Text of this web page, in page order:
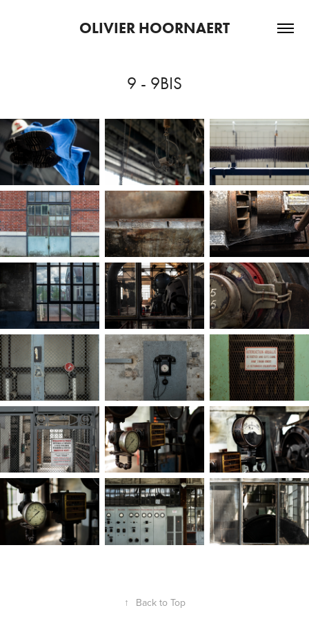
OLIVIER HOORNAERT
9 - 9BIS
↑ Back to Top